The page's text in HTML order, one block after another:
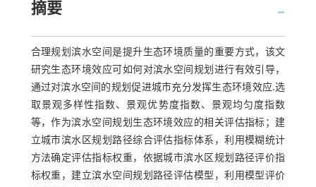
摘要
合理规划滨水空间是提升生态环境质量的重要方式，该文
研究生态环境效应可如何对滨水空间规划进行有效引导，
通过对滨水空间的规划促进城市充分发挥生态环境效应.选
取景观多样性指数、景观优势度指数、景观均匀度指数
等，作为滨水空间规划生态环境效应的相关评估指标；建
立城市滨水区规划路径综合评估指标体系，利用模糊统计
方法确定评估指标权重，依据城市滨水区规划路径评价指
标权重，建立滨水空间规划路径评估模型，利用模型评价